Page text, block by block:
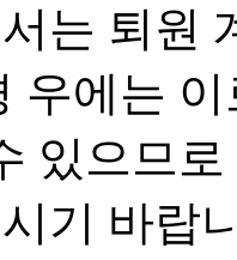
는 퇴원
우에는
있으므로
기 바랍